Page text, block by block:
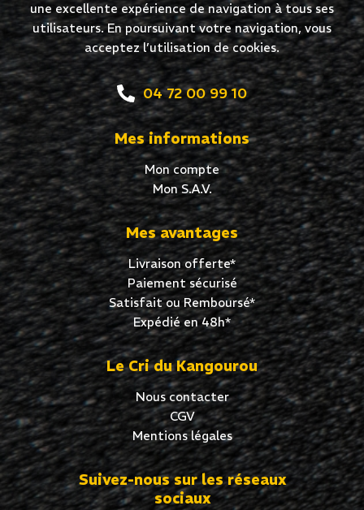
une excellente expérience de navigation à tous ses
utilisateurs. En poursuivant votre navigation, vous
acceptez l’utilisation de cookies.
04 72 00 99 10
Mes informations
Mon compte
Mon S.A.V.
Mes avantages
Livraison offerte*
Paiement sécurisé
Satisfait ou Remboursé*
Expédié en 48h*
Le Cri du Kangourou
Nous contacter
CGV
Mentions légales
Suivez-nous sur les réseaux
sociaux